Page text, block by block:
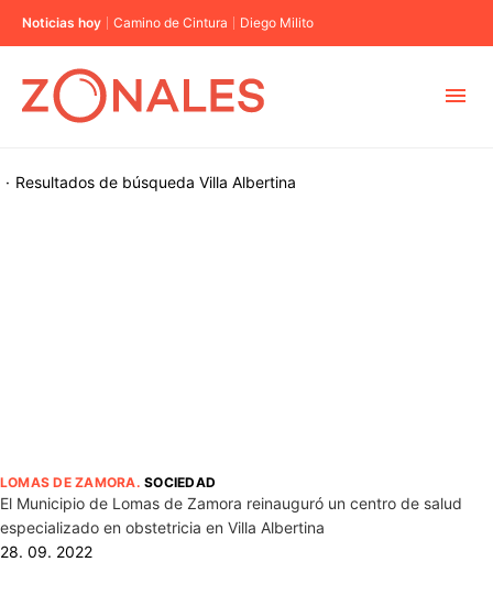
Noticias hoy Camino de Cintura Diego Milito
Resultados de búsqueda
· Villa Albertina
LOMAS DE ZAMORA.SOCIEDAD
El Municipio de Lomas de Zamora reinauguró un centro de salud
especializado en obstetricia en Villa Albertina
28. 09. 2022